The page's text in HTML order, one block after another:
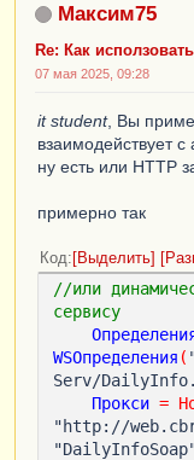
Максим75
Re: Как
07 мая 2025, 09:28
it student, Вы
взаимодействует
ну есть или HTTP
примерно так
Код Выделить
//или
сервису
WSОпределения (
Serv/
Прокси =
"http://